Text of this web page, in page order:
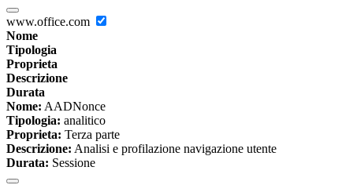
www.office.com
Nome
Tipologia
Proprieta
Descrizione
Durata
Nome: AADNonce
Tipologia: analitico
Proprieta: Terza parte
Descrizione: Analisi e profilazione navigazione utente
Durata: Sessione